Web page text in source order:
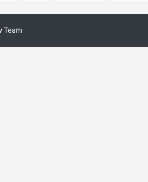
Team